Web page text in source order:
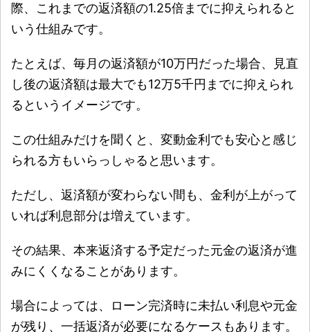
際、これまでの返済額の1.25倍までに抑えられると
いう仕組みです。
たとえば、毎月の返済額が10万円だった場合、見直
し後の返済額は最大でも12万5千円までに抑えられ
るというイメージです。
この仕組みだけを聞くと、変動金利でも安心と感じ
られる方もいらっしゃると思います。
ただし、返済額が変わらない間も、金利が上がって
いれば利息部分は増えています。
その結果、本来返済する予定だった元金の返済が進
みにくくなることがあります。
場合によっては、ローン完済時に未払い利息や元金
が残り、一括返済が必要になるケースもあります。